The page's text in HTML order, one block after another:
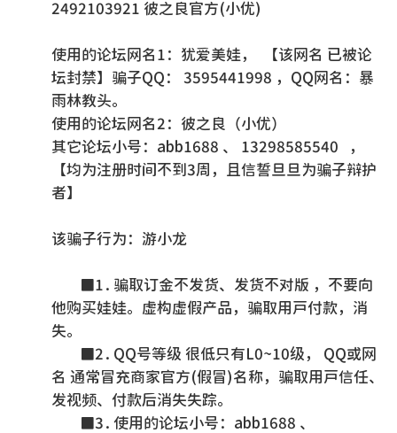
2492103921 彼之良官方(小优)
使用的论坛网名1：犹爱美娃， 【该网名 已被论
坛封禁】骗子QQ： 3595441998 ，QQ网名：暴
雨林教头。
使用的论坛网名2：彼之良（小优）
其它论坛小号：abb1688 、 13298585540 ，
【均为注册时间不到3周，且信誓旦旦为骗子辩护
者】
该骗子行为：游小龙
■1.骗取订金不发货、发货不对版 ，不要向
他购买娃娃。虚构虚假产品，骗取用户付款，消
失。
■2.QQ号等级 很低只有L0~10级， QQ或网
名 通常冒充商家官方(假冒)名称，骗取用户信任、
发视频、付款后消失失踪。
■3.使用的论坛小号：abb1688 、